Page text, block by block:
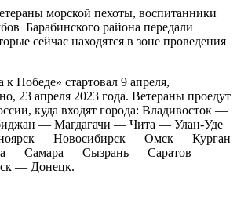
морской пехоты, воспитанники
Барабинского района передали
сейчас находятся в зоне проведения
Победе» стартовал 9 апреля,
23 апреля 2023 года. Ветераны проедут
куда входят города: Владивосток —
— Магдагачи — Чита — Улан-Уде
— Новосибирск — Омск — Курган
— Самара — Сызрань — Саратов —
— Донецк.